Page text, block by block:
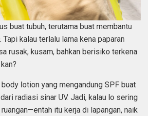
buat tubuh, terutama buat membantu
kalau terlalu lama kena paparan
rusak, kusam, bahkan berisiko terkena
body lotion yang mengandung SPF buat
radiasi sinar UV. Jadi, kalau lo sering
itu kerja di lapangan, naik